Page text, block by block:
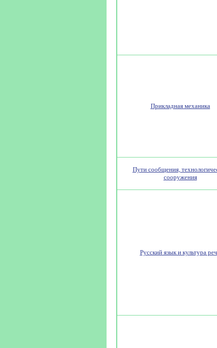
Прикладная механика
Пути сообщения,
сооружения
Русский язык и культура